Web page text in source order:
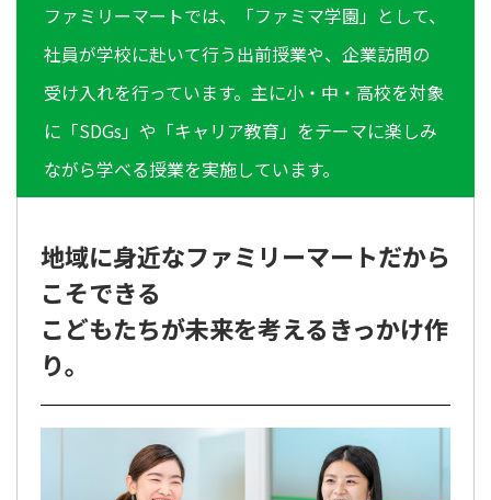
ファミリーマートでは、「ファミマ学園」として、
社員が学校に赴いて行う出前授業や、企業訪問の
受け入れを行っています。主に小・中・高校を対象
に「SDGs」や「キャリア教育」をテーマに楽しみ
ながら学べる授業を実施しています。
地域に身近なファミリーマートだから
こそできる
こどもたちが未来を考えるきっかけ作
り。